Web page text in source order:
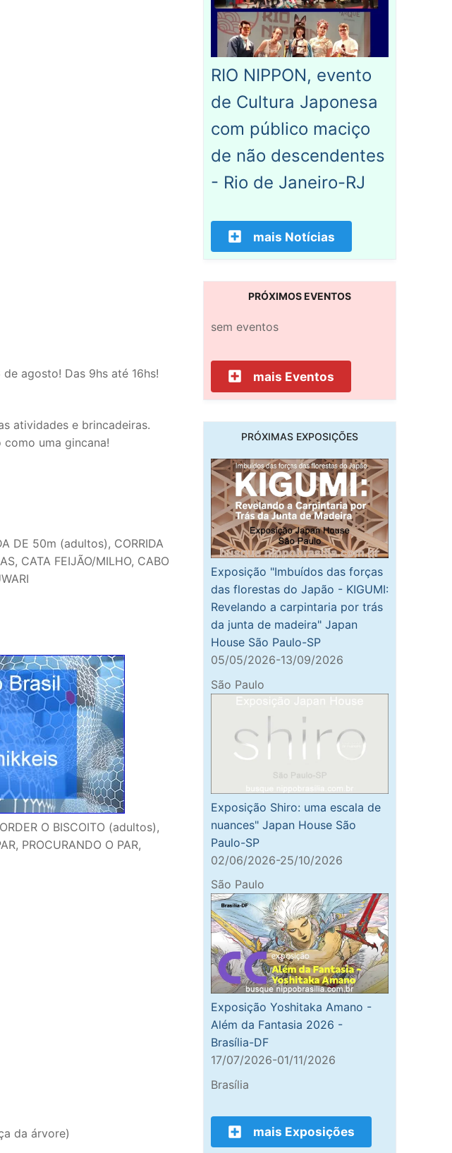
de agosto! Das 9hs até 16hs!
atividades e brincadeiras.
uma gincana!
DE 50m (adultos), CORRIDA
CATA FEIJÃO/MILHO, CABO
O BISCOITO (adultos),
PROCURANDO O PAR,
da árvore)
RIO NIPPON, evento
de Cultura Japonesa
com público maciço
de não descendentes
- Rio de Janeiro-RJ
mais Notícias
PRÓXIMOS EVENTOS
sem eventos
mais Eventos
PRÓXIMAS EXPOSIÇÕES
Exposição "Imbuídos das forças
das florestas do Japão - KIGUMI:
Revelando a carpintaria por trás
da junta de madeira" Japan
House São Paulo-SP
05/05/2026-13/09/2026
São Paulo
Exposição Shiro: uma escala de
nuances" Japan House São
Paulo-SP
02/06/2026-25/10/2026
São Paulo
Exposição Yoshitaka Amano -
Além da Fantasia 2026 -
Brasília-DF
17/07/2026-01/11/2026
Brasília
mais Exposições